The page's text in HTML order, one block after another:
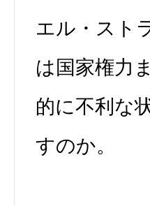
エル・スト
は国家権力
的に不利な
すのか。